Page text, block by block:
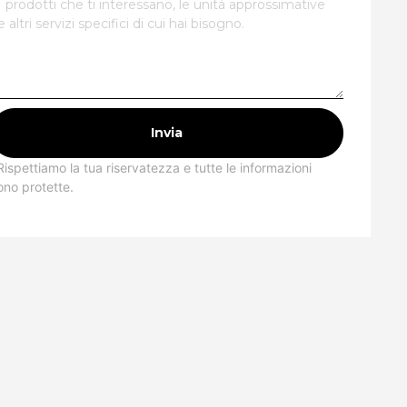
Invia
la tua riservatezza e tutte le informazioni
protette.